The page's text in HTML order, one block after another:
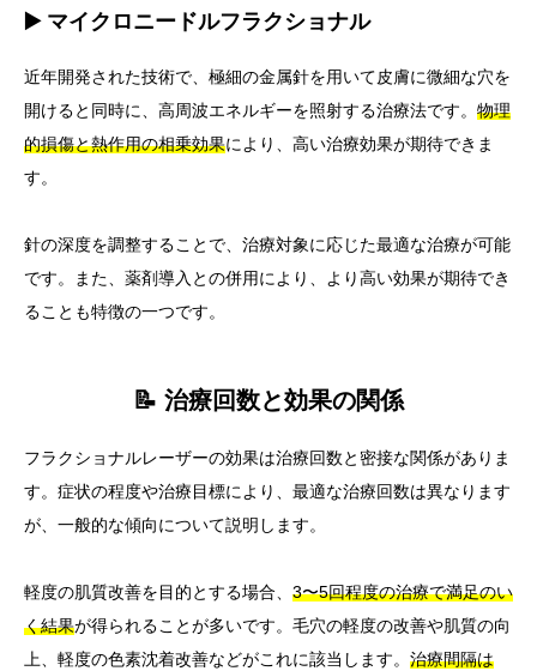
▶️ マイクロニードルフラクショナル
近年開発された技術で、極細の金属針を用いて皮膚に微細な穴を
開けると同時に、高周波エネルギーを照射する治療法です。 物理
的損傷と熱作用の相乗効果により、高い治療効果が期待できま
す。
針の深度を調整することで、治療対象に応じた最適な治療が可能
です。また、薬剤導入との併用により、より高い効果が期待でき
ることも特徴の一つです。
📝 治療回数と効果の関係
フラクショナルレーザーの効果は治療回数と密接な関係がありま
す。症状の程度や治療目標により、最適な治療回数は異なります
が、一般的な傾向について説明します。
軽度の肌質改善を目的とする場合、 3〜5回程度の治療で満足のい
く結果が得られることが多いです。毛穴の軽度の改善や肌質の向
上、軽度の色素沈着改善などがこれに該当します。 治療間隔は